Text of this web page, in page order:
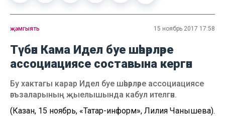
җәмгыять 15 ноябрь 2017 17:58
Түбән Кама Идел буе шәһәрләре
ассоциациясе составына кергән
Бу хактагы карар Идел буе шәһәрләре ассоциациясе
әгъзаларының җыелышында кабул ителгән.
(Казан, 15 ноябрь, «Татар-информ», Лилия Чанышева).